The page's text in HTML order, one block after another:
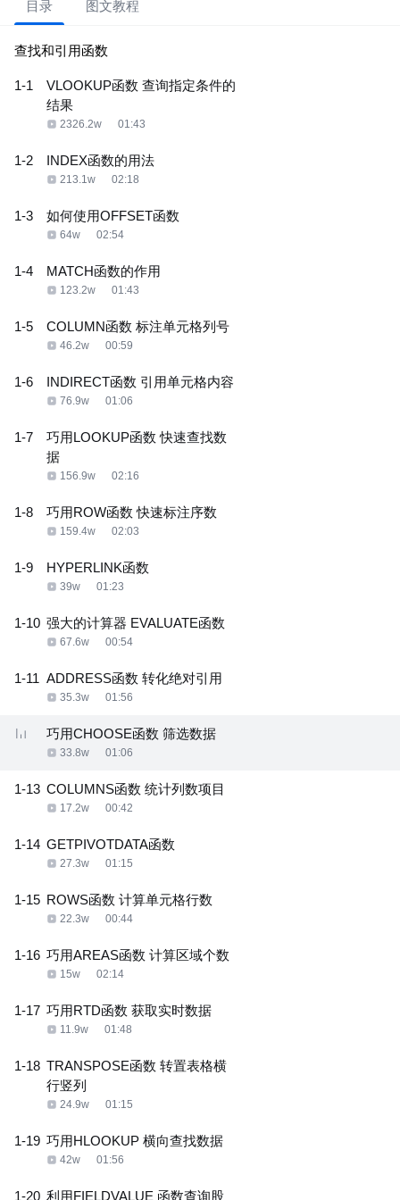
目录 图文教程
查找和引用函数
1-1
VLOOKUP函数 查询指定条件的
结果
2326.2w 01:43
1-2 INDEX函数的用法
213.1w 02:18
1-3 如何使用OFFSET函数
64w 02:54
1-4 MATCH函数的作用
123.2w 01:43
1-5 COLUMN函数 标注单元格列号
46.2w 00:59
1-6 INDIRECT函数 引用单元格内容
76.9w 01:06
1-7
巧用LOOKUP函数 快速查找数
据
156.9w 02:16
1-8 巧用ROW函数 快速标注序数
159.4w 02:03
1-9 HYPERLINK函数
39w 01:23
1-10 强大的计算器 EVALUATE函数
67.6w 00:54
1-11 ADDRESS函数 转化绝对引用
35.3w 01:56
巧用CHOOSE函数 筛选数据
33.8w 01:06
1-13 COLUMNS函数 统计列数项目
17.2w 00:42
1-14 GETPIVOTDATA函数
27.3w 01:15
1-15 ROWS函数 计算单元格行数
22.3w 00:44
1-16 巧用AREAS函数 计算区域个数
15w 02:14
1-17 巧用RTD函数 获取实时数据
11.9w 01:48
1-18 TRANSPOSE函数 转置表格横
行竖列
24.9w 01:15
1-19 巧用HLOOKUP 横向查找数据
42w 01:56
1-20 利用FIELDVALUE 函数查询股